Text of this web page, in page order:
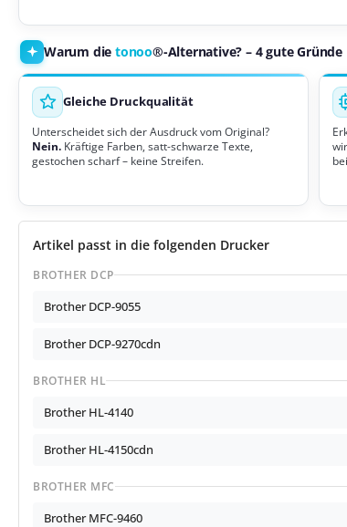
Warum die tonoo®-Alternative? – 4 gute Gründe
Gleiche Druckqualität
Unterscheidet sich der Ausdruck vom Original?
Nein. Kräftige Farben, satt-schwarze Texte,
gestochen scharf – keine Streifen.
Artikel passt in die folgenden Drucker
BROTHER DCP
Brother DCP-9055
Brother DCP-9270cdn
BROTHER HL
Brother HL-4140
Brother HL-4150cdn
BROTHER MFC
Brother MFC-9460